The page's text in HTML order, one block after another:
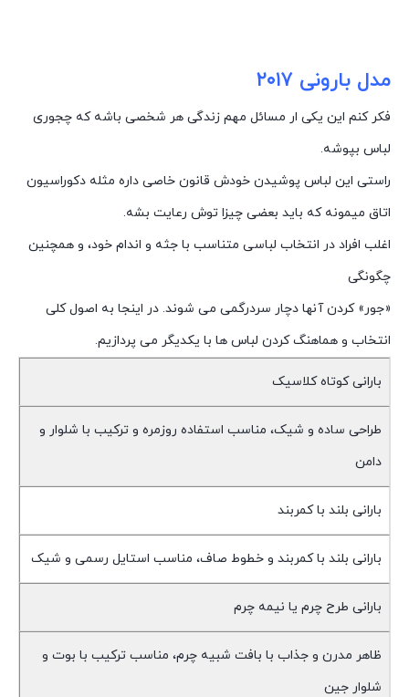
مدل بارونی ۲۰۱۷
فکر کنم این یکی ار مسائل مهم زندگی هر شخصی باشه که چجوری
لباس بپوشه.
راستی این لباس پوشیدن خودش قانون خاصی داره مثله دکوراسیون
اتاق میمونه که باید بعضی چیزا توش رعایت بشه.
اغلب افراد در انتخاب لباسی متناسب با جثه و اندام خود، و همچنین
چگونگی
«جور» کردن آنها دچار سردرگمی می شوند. در اینجا به اصول کلی
انتخاب و هماهنگ کردن لباس ها با یکدیگر می پردازیم.
بارانی کوتاه کلاسیک
طراحی ساده و شیک، مناسب استفاده روزمره و ترکیب با شلوار و
دامن
بارانی بلند با کمربند
بارانی بلند با کمربند و خطوط صاف، مناسب استایل رسمی و شیک
بارانی طرح چرم یا نیمه چرم
ظاهر مدرن و جذاب با بافت شبیه چرم، مناسب ترکیب با بوت و
شلوار جین